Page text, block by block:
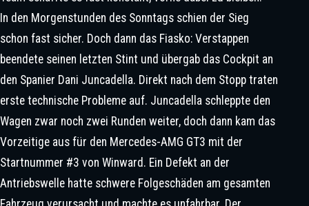
Heinz-Harald Frentzen: Zwischen
Verpasstem WM-Traum,
Schumacher-Vergleichen Und
Einem Kapitel, Das Seine Tochter
In den Morgenstunden des Sonntags schien der Sieg
schon fast sicher. Doch dann das Fiasko: Verstappen
beendete seinen letzten Stint und übergab das Cockpit an
den Spanier Dani Juncadella. Direkt nach dem Stopp traten
erste technische Probleme auf. Juncadella schleppte den
Wagen zwar noch zwei Runden weiter, doch dann kam das
Vorzeitige aus für den Mercedes-AMG GT3 mit der
Startnummer #3 von Winward. Ein Defekt an der
Antriebswelle hatte schwere Folgeschäden am gesamten